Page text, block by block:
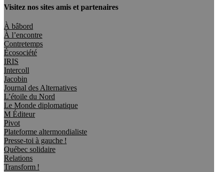
Visitez nos sites amis et partenaires
À bâbord
À l’encontre
Contretemps
Écosociété
IRIS
Intercoll
Jacobin
Journal des Alternatives
L’étoile du Nord
Le Monde diplomatique
M Éditeur
Pivot
Plateforme altermondialiste
Presse-toi à gauche !
Québec solidaire
Relations
Transform !